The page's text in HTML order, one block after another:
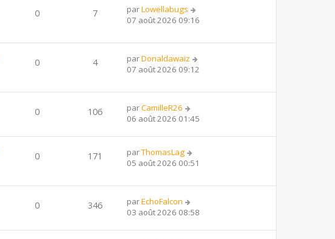
0 7 parLowellabugs
07 août 2026 09:16
0 4 parDonaldawaiz
07 août 2026 09:12
0 106 parCamilleR26
06 août 2026 01:45
0 171 parThomasLag
05 août 2026 00:51
0 346 parEchoFalcon
03 août 2026 08:58